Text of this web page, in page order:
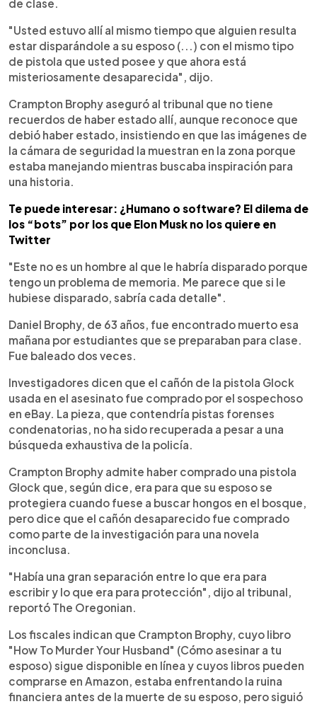
de clase.
"Usted estuvo allí al mismo tiempo que alguien resulta
estar disparándole a su esposo (...) con el mismo tipo
de pistola que usted posee y que ahora está
misteriosamente desaparecida", dijo.
Crampton Brophy aseguró al tribunal que no tiene
recuerdos de haber estado allí, aunque reconoce que
debió haber estado, insistiendo en que las imágenes de
la cámara de seguridad la muestran en la zona porque
estaba manejando mientras buscaba inspiración para
una historia.
Te puede interesar: ¿Humano o software? El dilema de
los “bots” por los que Elon Musk no los quiere en
Twitter
"Este no es un hombre al que le habría disparado porque
tengo un problema de memoria. Me parece que si le
hubiese disparado, sabría cada detalle".
Daniel Brophy, de 63 años, fue encontrado muerto esa
mañana por estudiantes que se preparaban para clase.
Fue baleado dos veces.
Investigadores dicen que el cañón de la pistola Glock
usada en el asesinato fue comprado por el sospechoso
en eBay. La pieza, que contendría pistas forenses
condenatorias, no ha sido recuperada a pesar a una
búsqueda exhaustiva de la policía.
Crampton Brophy admite haber comprado una pistola
Glock que, según dice, era para que su esposo se
protegiera cuando fuese a buscar hongos en el bosque,
pero dice que el cañón desaparecido fue comprado
como parte de la investigación para una novela
inconclusa.
"Había una gran separación entre lo que era para
escribir y lo que era para protección", dijo al tribunal,
reportó The Oregonian.
Los fiscales indican que Crampton Brophy, cuyo libro
"How To Murder Your Husband" (Cómo asesinar a tu
esposo) sigue disponible en línea y cuyos libros pueden
comprarse en Amazon, estaba enfrentando la ruina
financiera antes de la muerte de su esposo, pero siguió